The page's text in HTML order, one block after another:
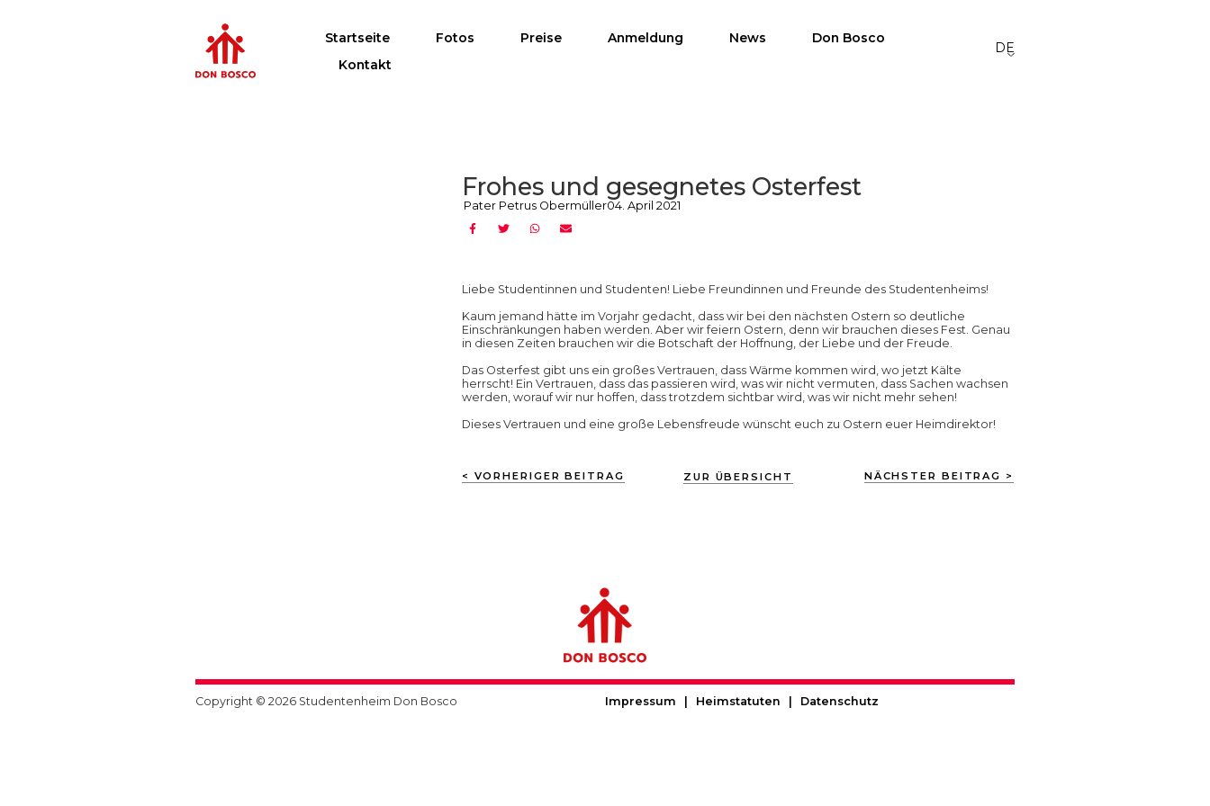
Startseite Fotos Preise Anmeldung News
Don Bosco
Kontakt
DE
Frohes und gesegnetes Osterfest
Pater Petrus Obermüller04. April 2021
Liebe Studentinnen und Studenten! Liebe Freundinnen und Freunde des Studentenheims!
Kaum jemand hätte im Vorjahr gedacht, dass wir bei den nächsten Ostern so deutliche
Einschränkungen haben werden. Aber wir feiern Ostern, denn wir brauchen dieses Fest. Genau
in diesen Zeiten brauchen wir die Botschaft der Hoffnung, der Liebe und der Freude.
Das Osterfest gibt uns ein großes Vertrauen, dass Wärme kommen wird, wo jetzt Kälte
herrscht! Ein Vertrauen, dass das passieren wird, was wir nicht vermuten, dass Sachen wachsen
werden, worauf wir nur hoffen, dass trotzdem sichtbar wird, was wir nicht mehr sehen!
Dieses Vertrauen und eine große Lebensfreude wünscht euch zu Ostern euer Heimdirektor!
< VORHERIGER BEITRAG NÄCHSTER BEITRAG >
ZUR ÜBERSICHT
Copyright ©2026 Studentenheim Don Bosco Impressum | Heimstatuten | Datenschutz